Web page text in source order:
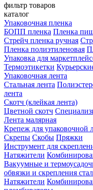
фильтр товаров
каталог
Упаковочная пленка
БОПП пленка Пленка
Стрейч пленка ручная
Пленка полиэтиленовая
Упаковка для
Термоэтикетки
Упаковочная лента
Стальная лента
лента
Скотч (клейкая лента)
Цветной скотч
Лента малярная
Крепеж для упаковочной
Скрепы Скобы Пряжки
Инструмент для
Натяжители
Вакуумные и
обвязки и скрепления
Натяжители